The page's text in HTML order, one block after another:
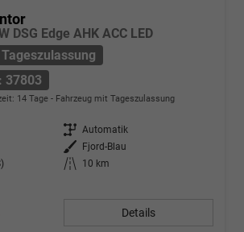
DSG Edge AHK ACC LED
37803
14 Tage Fahrzeug mit Tageszulassung
Getriebe Automatik
Außenfarbe
Fjord-Blau
Kilometerstand
10 km
Details